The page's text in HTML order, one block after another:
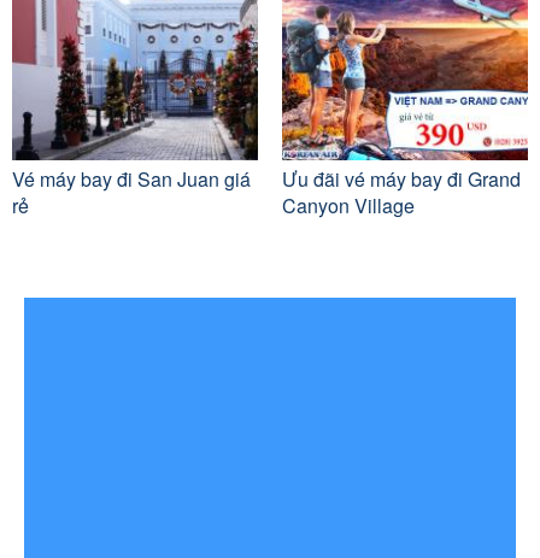
Vé máy bay đi San Juan giá
rẻ
Ưu đãi vé máy bay đi Grand
Canyon Village